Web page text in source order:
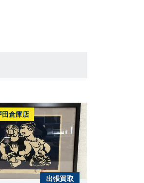
田倉庫店
出張買取